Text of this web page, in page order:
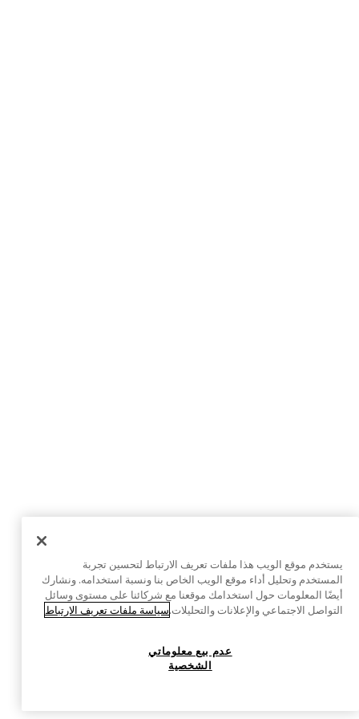
يستخدم موقع الويب هذا ملفات تعريف الارتباط لتحسين تجربة
المستخدم وتحليل أداء موقع الويب الخاص بنا ونسبة استخدامه. ونشارك
أيضًا المعلومات حول استخدامك موقعنا مع شركائنا على مستوى وسائل
التواصل الاجتماعي والإعلانات والتحليلات.سياسة ملفات تعريف الارتباط
عدم بيع معلوماتي
الشخصية